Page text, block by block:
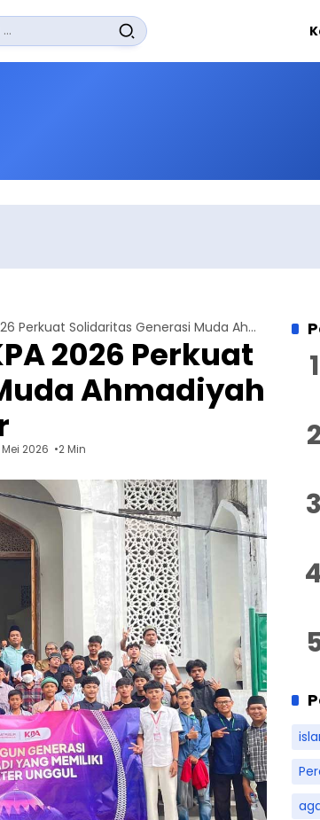
Lewat Bonding Day, KPA 2026 Perkuat Solidaritas Generasi Muda Ahmadiyah Bogor
2026 Perkuat
Ahmadiyah
2026 2 Min